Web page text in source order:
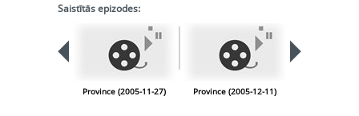
Saistītās epizodes:
Province (2005-11-27) Province (2005-12-11)